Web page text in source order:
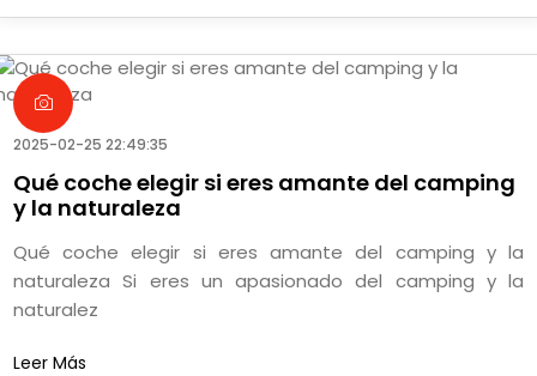
2025-02-25 22:49:35
Qué coche elegir si eres amante del camping
y la naturaleza
Qué coche elegir si eres amante del camping y la
naturaleza Si eres un apasionado del camping y la
naturalez
Leer Más